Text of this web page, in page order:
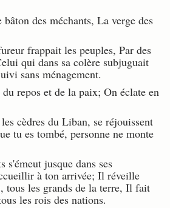
des méchants, La verge des
frappait les peuples, Par des
qui dans sa colère subjuguait
sans ménagement.
repos et de la paix; On éclate en
cèdres du Liban, se réjouissent
tu es tombé, personne ne monte
s'émeut jusque dans ses
à ton arrivée; Il réveille
tous les grands de la terre, Il fait
les rois des nations.